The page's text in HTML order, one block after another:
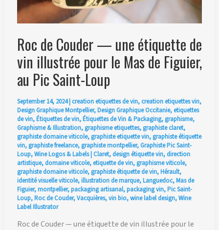
Roc de Couder — une étiquette de
vin illustrée pour le Mas de Figuier,
au Pic Saint-Loup
September 14, 2024| creation etiquettes de vin, creation etiquettes vin,
Design Graphique Montpellier,Design Graphique Occitanie, etiquettes
de vin,Étiquettes de vin,Étiquettes de Vin & Packaging, graphisme,
Graphisme & Illustration, graphisme etiquettes, graphiste claret,
graphiste domaine viticole, graphiste etiquette vin, graphiste étiquette
vin, graphiste freelance, graphiste montpellier, Graphiste Pic Saint-
Loup,Wine Logos & Labels| Claret, design étiquette vin, direction
artistique, domaine viticole, etiquette de vin, graphisme viticole,
graphiste domaine viticole, graphiste étiquette de vin,Hérault,
identité visuelle viticole,illustration de marque,Languedoc,Mas de
Figuier,montpellier,packaging artisanal,packaging vin,Pic Saint-
Loup,Roc de Couder,Vacquières,vin bio,wine label design,Wine
Label Illustrator
Roc de Couder — une étiquette de vin illustrée pour le